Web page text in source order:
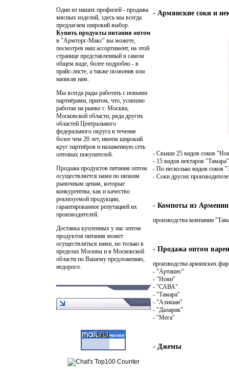
Один из наших профилей - продажа
мясных изделий, здесь мы всегда
предлагаем широкий выбор.
Купить продукты питания оптом
в "Армторг-Макс" вы можете,
посмотрев наш ассортимент, на этой
странице представленный в самом
общем виде, более подробно - в
прайс-листе, а также позвонив или
написав нам.
Мы всегда рады работать с новыми
партнёрами, притом, что, успешно
работая на рынке г. Москва,
Московской области, ряда других
областей Центрального
федерального округа в течение
более чем 20 лет, имеем широкий
круг партнёров и налаженную сеть
оптовых покупателей.
Продажа продуктов питания оптом
осуществляется нами по низким
рыночным ценам, которые
конкурентны, как и качество
реализуемой продукции,
гарантированное репутацией их
производителей.
Доставка купленных у нас оптом
продуктов питания может
осуществляться нами, но только в
пределах Москвы и в Московской
области по Вашему предложению,
недорого.
- Армянские соки и
- Свыше 25 видов соков
- 15 видов нектаров "Тамара"
- По несколько видов
- Соки других
- Компоты из Армении
производства компании
- Продажа оптом
производства армянских
- "Арташес"
- "Ноян"
- "САВА"
- "Тамара"
- "Алишан"
- "Даларик"
- "Мега"
- Джемы